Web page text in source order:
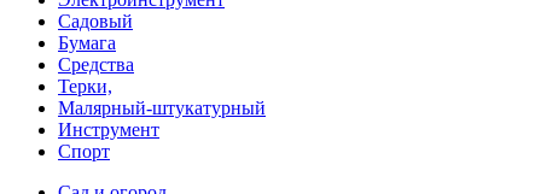
Садовый
Бумага
Средства
Терки,
Малярный-штукатурный
Инструмент
Спорт